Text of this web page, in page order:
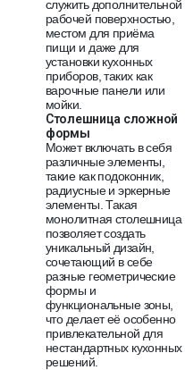
служить дополнительной
рабочей поверхностью,
местом для приёма
пищи и даже для
установки кухонных
приборов, таких как
варочные панели или
мойки.
Столешница сложной
формы
Может включать в себя
различные элементы,
такие как подоконник,
радиусные и эркерные
элементы. Такая
монолитная столешница
позволяет создать
уникальный дизайн,
сочетающий в себе
разные геометрические
формы и
функциональные зоны,
что делает её особенно
привлекательной для
нестандартных кухонных
решений.